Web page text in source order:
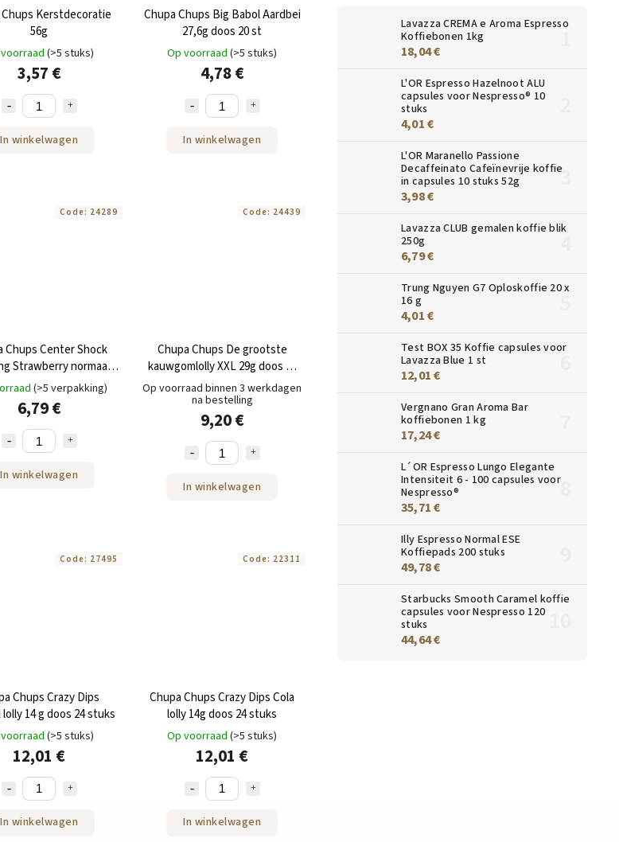
Lavazza CREMA e Aroma Espresso
Koffiebonen 1kg
18,04 €
L'OR Espresso Hazelnoot ALU
capsules voor Nespresso® 10
stuks
4,01 €
L'OR Maranello Passione
Decaffeinato Cafeïnevrije koffie
in capsules 10 stuks 52g
3,98 €
Lavazza CLUB gemalen koffie blik
250g
6,79 €
Trung Nguyen G7 Oploskoffie 20 x
16 g
4,01 €
Test BOX 35 Koffie capsules voor
Lavazza Blue 1 st
12,01 €
Vergnano Gran Aroma Bar
koffiebonen 1 kg
17,24 €
L´OR Espresso Lungo Elegante
Intensiteit 6 - 100 capsules voor
Nespresso®
35,71 €
Illy Espresso Normal ESE
Koffiepads 200 stuks
49,78 €
Starbucks Smooth Caramel koffie
capsules voor Nespresso 120
stuks
44,64 €
Kerstdecoratie
56g
(>5 stuks)
3,57 €
In winkelwagen
Chupa Chups Big Babol Aardbei
27,6g doos 20 st
Op voorraad (>5 stuks)
4,78 €
In winkelwagen
Chups Center Shock
Strawberry normaal
stuks 400g doos
(>5 verpakking)
6,79 €
In winkelwagen
Code: 24289
Chupa Chups De grootste
kauwgomlolly XXL 29g doos 25
stuks
Op voorraad binnen 3 werkdagen
na bestelling
9,20 €
In winkelwagen
Code: 24439
Chups Crazy Dips
14 g doos 24 stuks
(>5 stuks)
12,01 €
In winkelwagen
Code: 27495
Chupa Chups Crazy Dips Cola
lolly 14g doos 24 stuks
Op voorraad (>5 stuks)
12,01 €
In winkelwagen
Code: 22311